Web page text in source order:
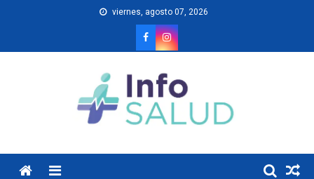
viernes, agosto 07, 2026
Menu